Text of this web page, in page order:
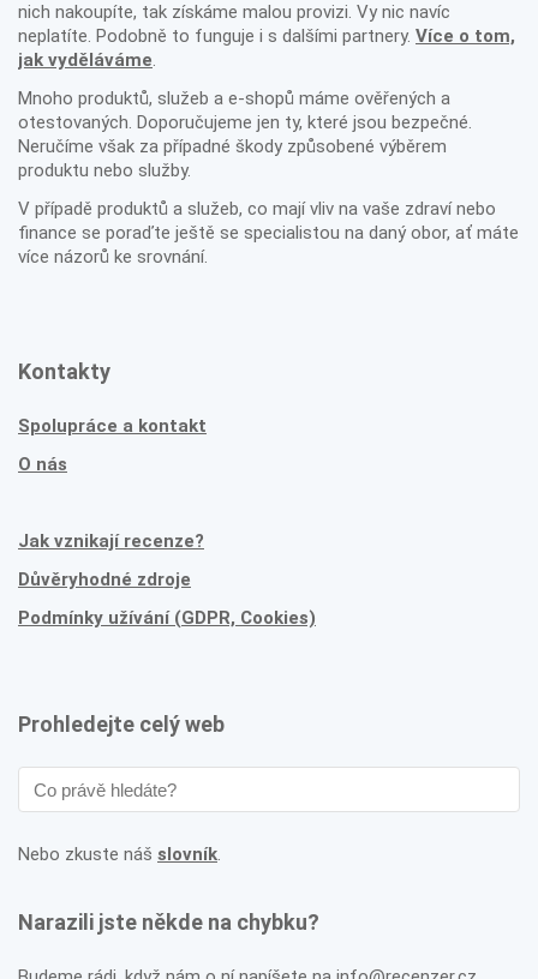
nich nakoupíte, tak získáme malou provizi. Vy nic navíc
neplatíte. Podobně to funguje i s dalšími partnery. Více o tom,
jak vyděláváme.
Mnoho produktů, služeb a e-shopů máme ověřených a
otestovaných. Doporučujeme jen ty, které jsou bezpečné.
Neručíme však za případné škody způsobené výběrem
produktu nebo služby.
V případě produktů a služeb, co mají vliv na vaše zdraví nebo
finance se poraďte ještě se specialistou na daný obor, ať máte
více názorů ke srovnání.
Kontakty
Spolupráce a kontakt
O nás
Jak vznikají recenze?
Důvěryhodné zdroje
Podmínky užívání (GDPR, Cookies)
Prohledejte celý web
Nebo zkuste náš slovník.
Narazili jste někde na chybku?